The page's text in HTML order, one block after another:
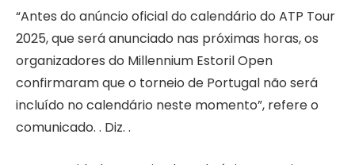
“Antes do anúncio oficial do calendário do ATP Tour
2025, que será anunciado nas próximas horas, os
organizadores do Millennium Estoril Open
confirmaram que o torneio de Portugal não será
incluído no calendário neste momento”, refere o
comunicado. . Diz. .